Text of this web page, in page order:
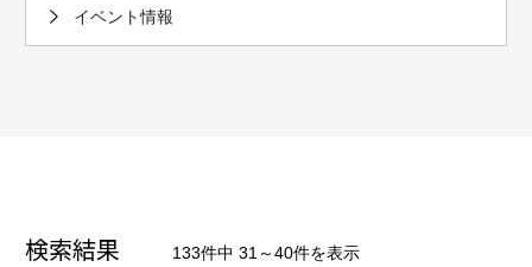
イベント情報
検索結果 133件中 31～40件を表示